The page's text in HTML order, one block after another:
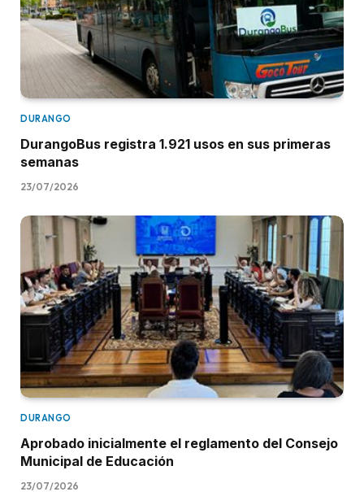
DURANGO
DurangoBus registra 1.921 usos en sus primeras
semanas
23/07/2026
DURANGO
Aprobado inicialmente el reglamento del Consejo
Municipal de Educación
23/07/2026